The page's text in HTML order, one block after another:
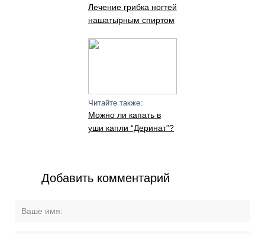
Лечение грибка ногтей
нашатырным спиртом
Читайте также:
Можно ли капать в
уши капли “Деринат”?
Добавить комментарий